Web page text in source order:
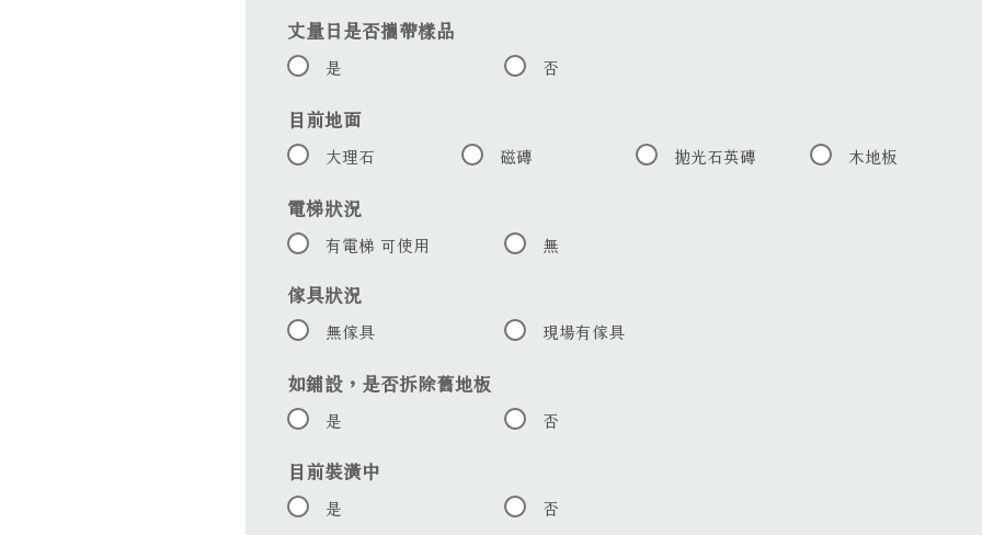
丈量日是否攜帶樣品
是 否
目前地面
大理石 磁磚 拋光石英磚 木地板
電梯狀況
有電梯 可使用 無
傢具狀況
無傢具 現場有傢具
如鋪設，是否拆除舊地板
是 否
目前裝潢中
是 否